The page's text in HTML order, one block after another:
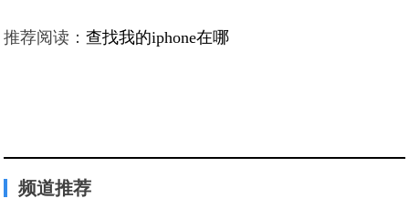
推荐阅读：查找我的iphone在哪
频道推荐